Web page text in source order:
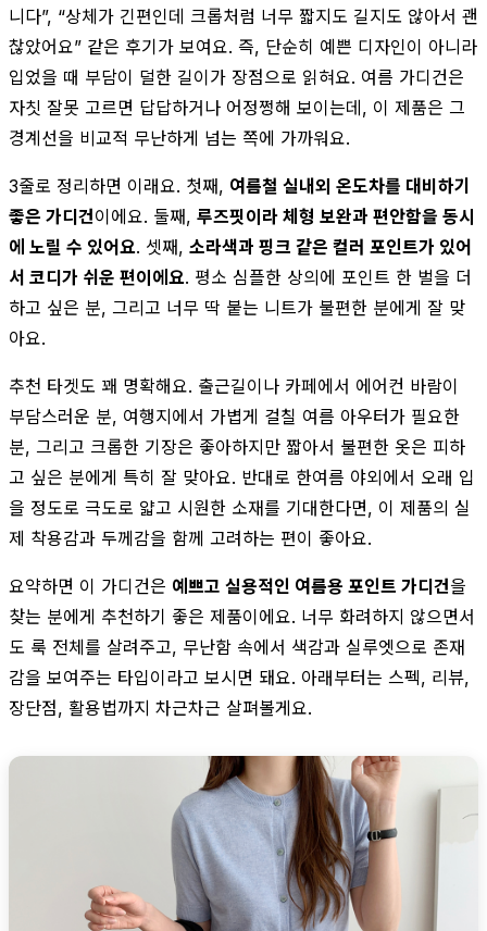
니다”, “상체가 긴편인데 크롭처럼 너무 짧지도 길지도 않아서 괜
찮았어요” 같은 후기가 보여요. 즉, 단순히 예쁜 디자인이 아니라
입었을 때 부담이 덜한 길이가 장점으로 읽혀요. 여름 가디건은
자칫 잘못 고르면 답답하거나 어정쩡해 보이는데, 이 제품은 그
경계선을 비교적 무난하게 넘는 쪽에 가까워요.
3줄로 정리하면 이래요. 첫째, 여름철 실내외 온도차를 대비하기
좋은 가디건이에요. 둘째, 루즈핏이라 체형 보완과 편안함을 동시
에 노릴 수 있어요. 셋째, 소라색과 핑크 같은 컬러 포인트가 있어
서 코디가 쉬운 편이에요. 평소 심플한 상의에 포인트 한 벌을 더
하고 싶은 분, 그리고 너무 딱 붙는 니트가 불편한 분에게 잘 맞
아요.
추천 타겟도 꽤 명확해요. 출근길이나 카페에서 에어컨 바람이
부담스러운 분, 여행지에서 가볍게 걸칠 여름 아우터가 필요한
분, 그리고 크롭한 기장은 좋아하지만 짧아서 불편한 옷은 피하
고 싶은 분에게 특히 잘 맞아요. 반대로 한여름 야외에서 오래 입
을 정도로 극도로 얇고 시원한 소재를 기대한다면, 이 제품의 실
제 착용감과 두께감을 함께 고려하는 편이 좋아요.
요약하면 이 가디건은 예쁘고 실용적인 여름용 포인트 가디건을
찾는 분에게 추천하기 좋은 제품이에요. 너무 화려하지 않으면서
도 룩 전체를 살려주고, 무난함 속에서 색감과 실루엣으로 존재
감을 보여주는 타입이라고 보시면 돼요. 아래부터는 스펙, 리뷰,
장단점, 활용법까지 차근차근 살펴볼게요.